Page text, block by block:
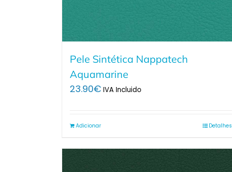
Pele Sintética Nappatech
Aquamarine
23.90€ IVA Incluido
Adicionar Detalhes